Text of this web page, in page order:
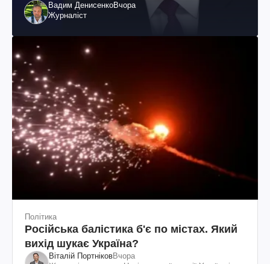
Вадим ДенисенкоВчора
Журналіст
Політика
Російська балістика б'є по містах. Який
вихід шукає Україна?
Віталій ПортніковВчора